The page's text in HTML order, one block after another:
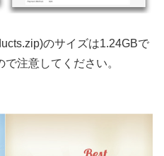
のサイズは1.24GBで
注意してください。